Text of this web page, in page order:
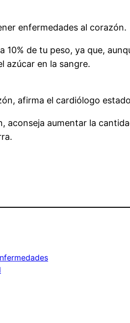
enfermedades al corazón.
de tu peso, ya que,
azúcar en la sangre.
afirma el cardiólogo
aumentar la